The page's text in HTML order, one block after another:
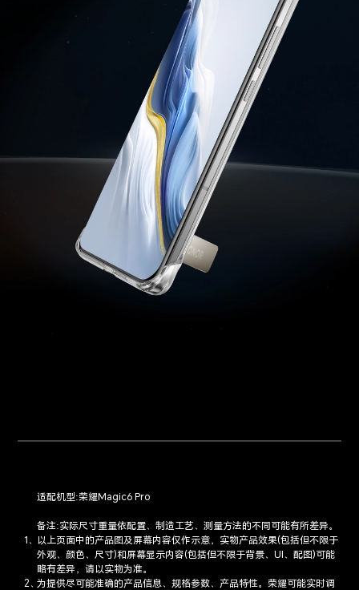
适配机型:荣耀Magic6 Pro
备注:实际尺寸重量依配置、制造工艺、测量方法的不同可能有所差异。
以上页面中的产品图及屏幕内容仅作示意，实物产品效果(包括但不限于
外观、颜色、尺寸)和屏幕显示内容(包括但不限于背景、UI、配图)可能
略有差异，请以实物为准。
为提供尽可能准确的产品信息、规格参数、产品特性。荣耀可能实时调